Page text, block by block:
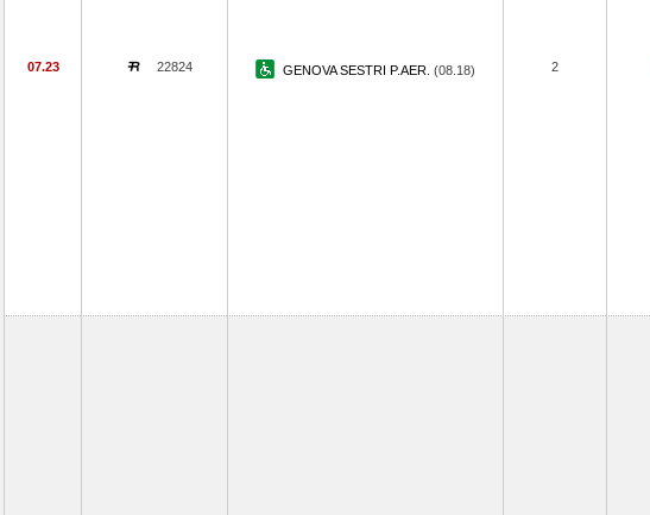
07.23 22824 GENOVA SESTRI P.AER. (08.18) 2